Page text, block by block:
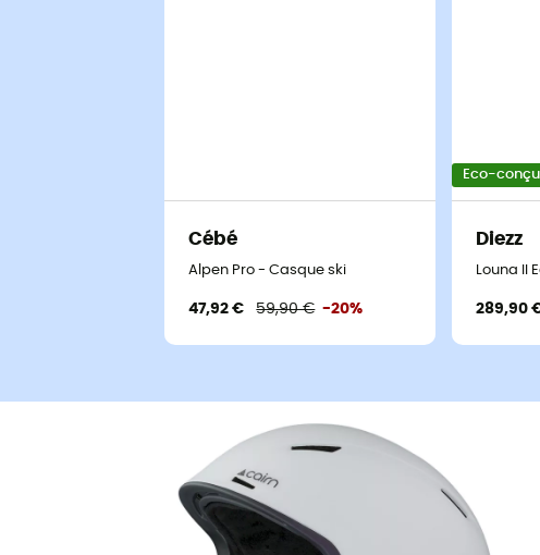
Cébé
Alpen Pro - Casque ski
47,92 € 59,90 € -20%
Eco-conçu
Diezz
Louna II
289,90